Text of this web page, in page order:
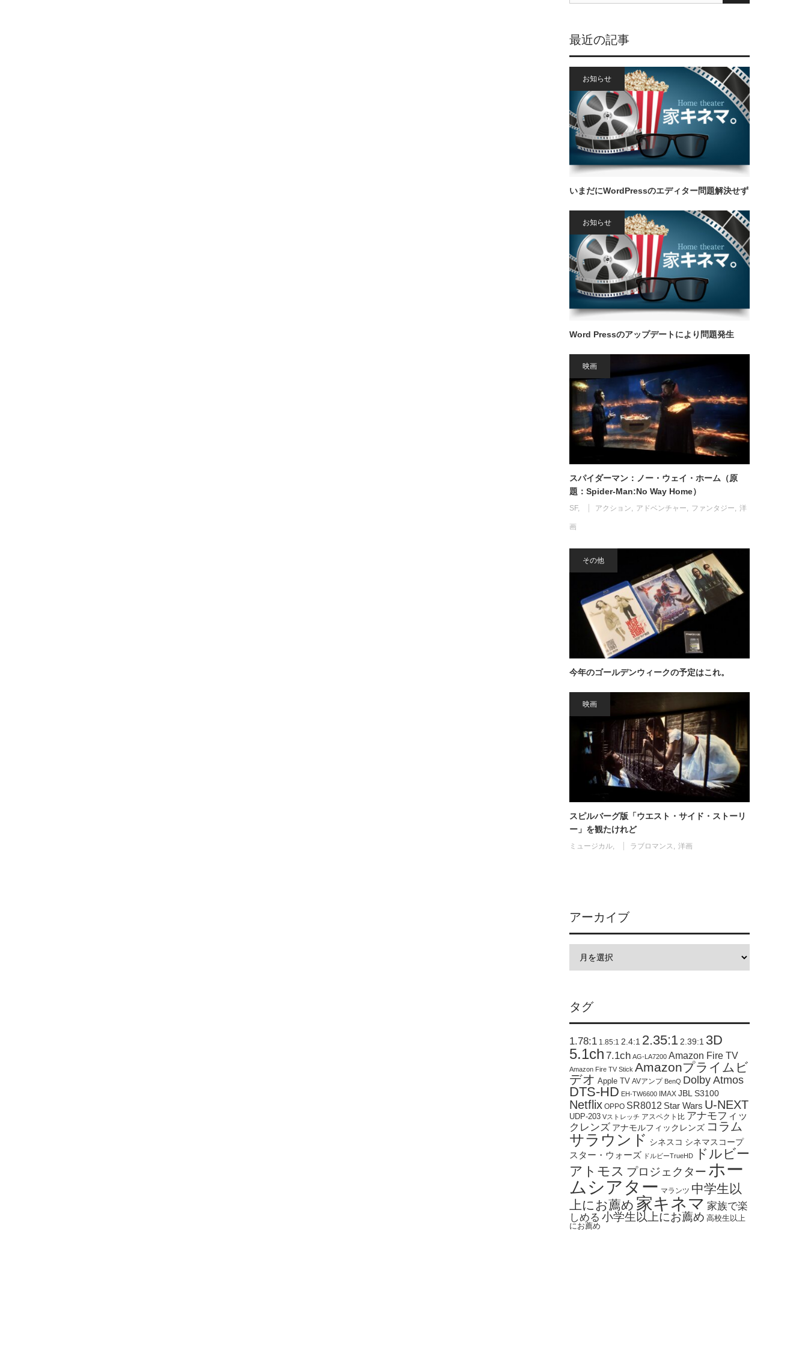
最近の記事
お知らせ
いまだにWordPressのエディター問題解決せず
お知らせ
Word Pressのアップデートにより問題発生
映画
スパイダーマン：ノー・ウェイ・ホーム（原
題：Spider-Man:No Way Home）
SF アクション アドベンチャー ファンタジー 洋
画
その他
今年のゴールデンウィークの予定はこれ。
映画
スピルバーグ版「ウエスト・サイド・ストーリ
ー」を観たけれど
ミュージカル ラブロマンス 洋画
アーカイブ
タグ
1.78:1 1.85:1 2.4:1 2.35:1 2.39:1 3D
5.1ch 7.1ch AG-LA7200 Amazon Fire TV
Amazon Fire TV Stick Amazonプライムビ
デオ Apple TV AVアンプ BenQ Dolby Atmos
DTS-HD EH-TW6600 IMAX JBL S3100
Netflix OPPO SR8012 Star Wars U-NEXT
UDP-203 Vストレッチ アスペクト比 アナモフィッ
クレンズ アナモルフィックレンズ コラム
サラウンド シネスコ シネマスコープ
スター・ウォーズ ドルビーTrueHD
ドルビー
アトモス プロジェクター ホー
ムシアター マランツ 中学生以
上にお薦め 家キネマ 家族で楽
しめる 小学生以上にお薦め 高校生以上
にお薦め